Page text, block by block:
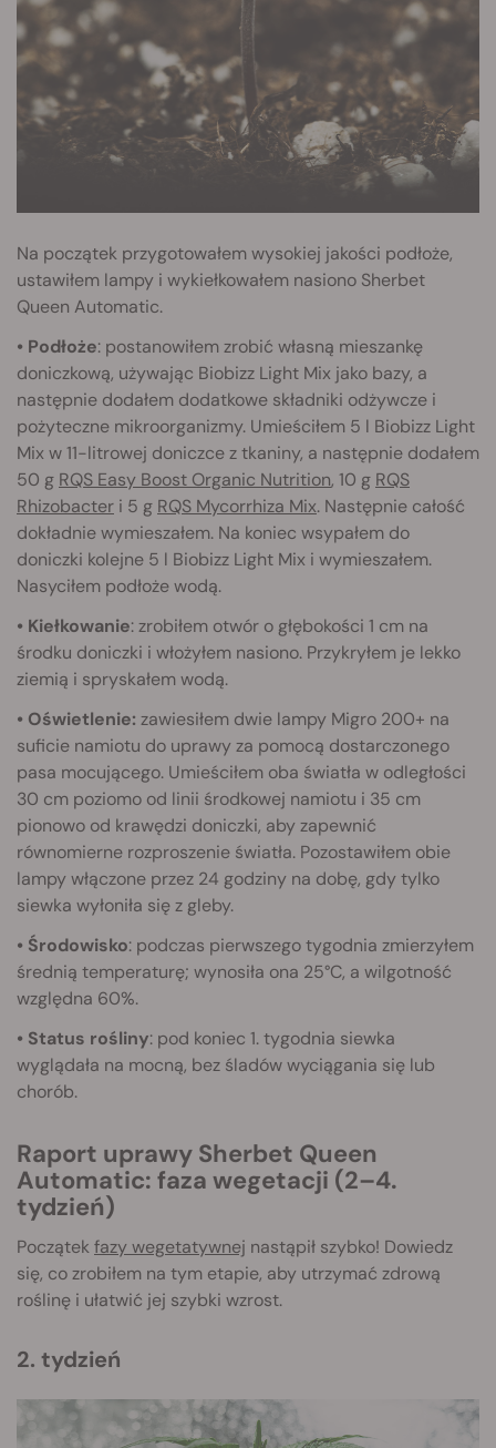
Na początek przygotowałem wysokiej jakości podłoże,
ustawiłem lampy i wykiełkowałem nasiono Sherbet
Queen Automatic.
• Podłoże: postanowiłem zrobić własną mieszankę
doniczkową, używając Biobizz Light Mix jako bazy, a
następnie dodałem dodatkowe składniki odżywcze i
pożyteczne mikroorganizmy. Umieściłem 5 l Biobizz Light
Mix w 11-litrowej doniczce z tkaniny, a następnie dodałem
50 g RQS Easy Boost Organic Nutrition, 10 g RQS
Rhizobacter i 5 g RQS Mycorrhiza Mix. Następnie całość
dokładnie wymieszałem. Na koniec wsypałem do
doniczki kolejne 5 l Biobizz Light Mix i wymieszałem.
Nasyciłem podłoże wodą.
• Kiełkowanie: zrobiłem otwór o głębokości 1 cm na
środku doniczki i włożyłem nasiono. Przykryłem je lekko
ziemią i spryskałem wodą.
• Oświetlenie: zawiesiłem dwie lampy Migro 200+ na
suficie namiotu do uprawy za pomocą dostarczonego
pasa mocującego. Umieściłem oba światła w odległości
30 cm poziomo od linii środkowej namiotu i 35 cm
pionowo od krawędzi doniczki, aby zapewnić
równomierne rozproszenie światła. Pozostawiłem obie
lampy włączone przez 24 godziny na dobę, gdy tylko
siewka wyłoniła się z gleby.
• Środowisko: podczas pierwszego tygodnia zmierzyłem
średnią temperaturę; wynosiła ona 25°C, a wilgotność
względna 60%.
• Status rośliny: pod koniec 1. tygodnia siewka
wyglądała na mocną, bez śladów wyciągania się lub
chorób.
Raport uprawy Sherbet Queen
Automatic: faza wegetacji (2–4.
tydzień)
Początekfazy wegetatywnej nastąpił szybko! Dowiedz
się, co zrobiłem na tym etapie, aby utrzymać zdrową
roślinę i ułatwić jej szybki wzrost.
2. tydzień